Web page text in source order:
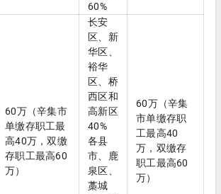
60%
60万（辛集市
单缴存职工最
高40万，双缴
存职工最高60
万）
长安
区、新
华区、
裕华
区、桥
西区和
高新区
40%
各县
市、鹿
泉区、
藁城
60万（辛集
市单缴存职
工最高40
万，双缴存
职工最高60
万）